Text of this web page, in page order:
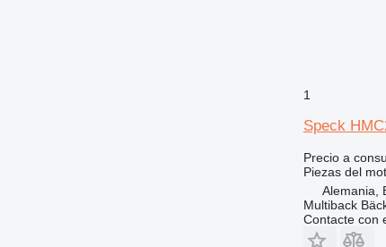
1
Speck
Precio a
Piezas del
Alemania,
Multiback
Contacte con